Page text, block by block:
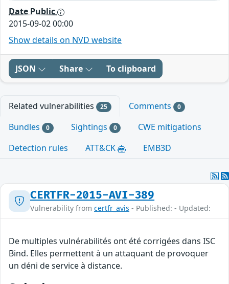
Date Public
2015-09-02 00:00
Show details on NVD website
JSON Share To clipboard
Related vulnerabilities 25 Comments 0
Bundles 0 Sightings 0
CWE mitigations
Detection rules
ATT&CK EMB3D
CERTFR-2015-AVI-389
Vulnerability from certfr_avis - Published: - Updated:
De multiples vulnérabilités ont été corrigées dans ISC
Bind. Elles permettent à un attaquant de provoquer
un déni de service à distance.